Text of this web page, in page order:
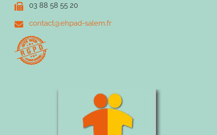
03 88 58 55 20
contact@ehpad-salem.fr